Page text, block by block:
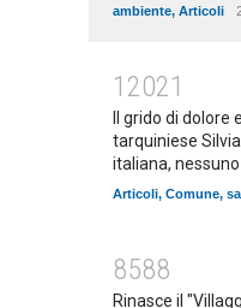
ambiente, Articoli
12021
Il grido di dolore
tarquiniese
italiana,
Articoli, Comune,
8588
Rinasce il